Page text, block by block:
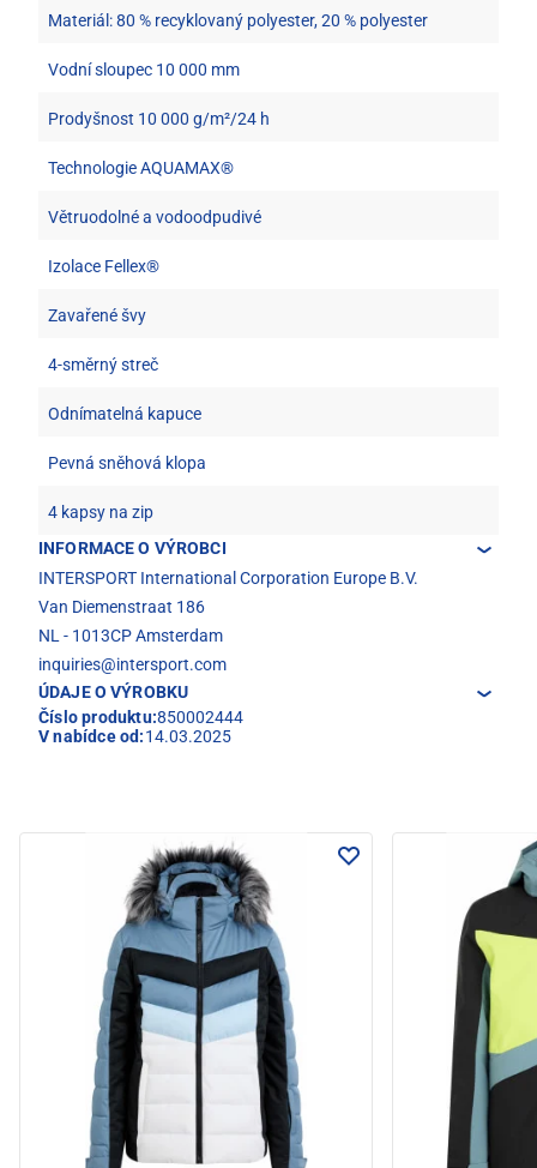
Materiál: 80 % recyklovaný polyester, 20 % polyester
Vodní sloupec 10 000 mm
Prodyšnost 10 000 g/m²/24 h
Technologie AQUAMAX®
Větruodolné a vodoodpudivé
Izolace Fellex®
Zavařené švy
4-směrný streč
Odnímatelná kapuce
Pevná sněhová klopa
4 kapsy na zip
INFORMACE O VÝROBCI
INTERSPORT International Corporation Europe B.V.
Van Diemenstraat 186
NL - 1013CP Amsterdam
inquiries@intersport.com
ÚDAJE O VÝROBKU
Číslo produktu:850002444
V nabídce od:14.03.2025